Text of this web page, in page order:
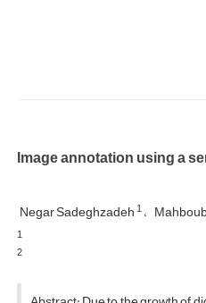
Image annotation using a
Negar Sadeghzadeh1
1
2